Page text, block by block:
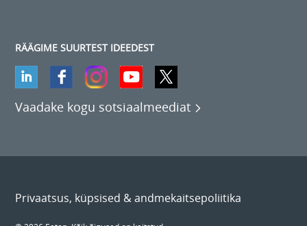
RÄÄGIME SUURTEST IDEEDEST
Vaadake kogu sotsiaalmeediat
Privaatsus, küpsised & andmekaitsepoliitika